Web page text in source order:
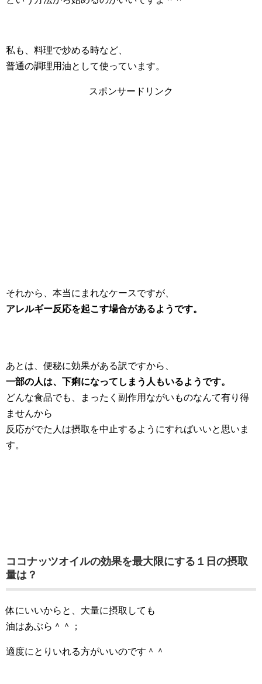
私も、料理で炒める時など、
普通の調理用油として使っています。
スポンサードリンク
それから、本当にまれなケースですが、
アレルギー反応を起こす場合があるようです。
あとは、便秘に効果がある訳ですから、
一部の人は、下痢になってしまう人もいるようです。
どんな食品でも、まったく副作用ながいものなんて有り得
ませんから
反応がでた人は摂取を中止するようにすればいいと思いま
す。
ココナッツオイルの効果を最大限にする１日の摂取
量は？
体にいいからと、大量に摂取しても
油はあぶら＾＾；
適度にとりいれる方がいいのです＾＾